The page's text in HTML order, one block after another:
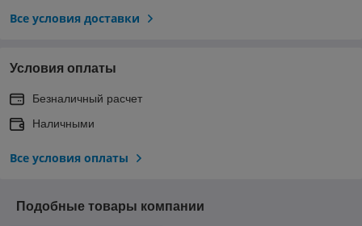
Все условия доставки
Условия оплаты
Безналичный расчет
Наличными
Все условия оплаты
Подобные товары компании